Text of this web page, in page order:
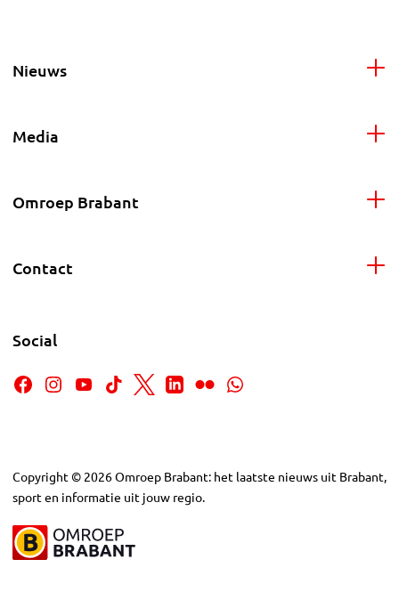
Nieuws
Media
Omroep Brabant
Contact
Social
Copyright © 2026Omroep Brabant: het laatste nieuws uit Brabant,
sport en informatie uit jouw regio.